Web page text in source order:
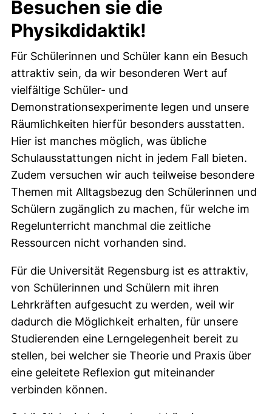
Besuchen sie die
Physikdidaktik!
Für Schülerinnen und Schüler kann ein Besuch
attraktiv sein, da wir besonderen Wert auf
vielfältige Schüler- und
Demonstrationsexperimente legen und unsere
Räumlichkeiten hierfür besonders ausstatten.
Hier ist manches möglich, was übliche
Schulausstattungen nicht in jedem Fall bieten.
Zudem versuchen wir auch teilweise besondere
Themen mit Alltagsbezug den Schülerinnen und
Schülern zugänglich zu machen, für welche im
Regelunterricht manchmal die zeitliche
Ressourcen nicht vorhanden sind.
Für die Universität Regensburg ist es attraktiv,
von Schülerinnen und Schülern mit ihren
Lehrkräften aufgesucht zu werden, weil wir
dadurch die Möglichkeit erhalten, für unsere
Studierenden eine Lerngelegenheit bereit zu
stellen, bei welcher sie Theorie und Praxis über
eine geleitete Reflexion gut miteinander
verbinden können.